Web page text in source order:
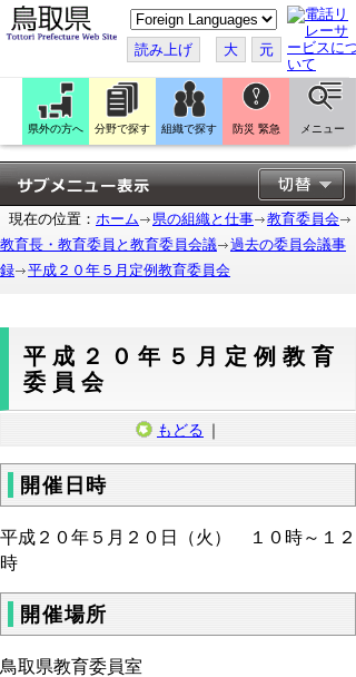
こ
の
ペ
ー
ジ
翻
訳
す
る
読み上げ 大 元
県外の方へ 分野で探す 組織で探す 防災 緊急 メニュー
現在の位置： ホーム 県の組織と仕事
教育委員会
教育長・教育委員と教育委員会議
過去の委員会議事
録
平成２０年５月定例教育委員会
平成２０年５月定例教育
委員会
もどる ｜
開催日時
平成２０年５月２０日（火） １０時～１２
時
開催場所
鳥取県教育委員室